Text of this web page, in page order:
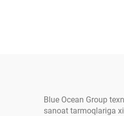
foydalanish
Blue Ocean Group
sanoat tarmoqlariga